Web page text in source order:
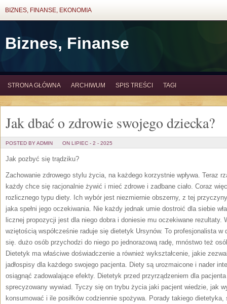
BIZNES, FINANSE, EKONOMIA
Biznes, Finanse
STRONA GŁÓWNA ARCHIWUM SPIS TREŚCI TAGI
Jak dbać o zdrowie swojego dziecka?
POSTED BY ADMIN ON LIPIEC - 2 - 2025
Jak pozbyć się trądziku?
Zachowanie zdrowego stylu życia, na każdego korzystnie wpływa. Teraz
każdy chce się racjonalnie żywić i mieć zdrowe i zadbane ciało. Coraz
rozlicznego typu diety. Ich wybór jest niezmiernie obszerny, z tej
jaka spełni jego oczekiwania. Nie każdy jednak umie dostroić dla siebie
licznej propozycji jest dla niego dobra i doniesie mu oczekiwane rezultaty.
wziętością współcześnie raduje się dietetyk Ursynów. To profesjonalista
się. dużo osób przychodzi do niego po jednorazową radę, mnóstwo też
Dietetyk ma właściwe doświadczenie a również wykształcenie, jakie
jadłospisy dla każdego swojego pacjenta. Diety są urozmaicone i nader
osiągnąć zadowalające efekty. Dietetyk przed przyrządzeniem dla
sprecyzowany wywiad. Tyczy się on trybu życia jaki pacjent wiedzie, jak
konsumować i ile posiłków codziennie spożywa. Porady takiego